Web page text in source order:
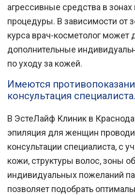
агрессивные средства в
процедуры. В зависимости от
курса врач-косметолог может
дополнительные
по уходу за кожей.
Имеются
консультация специалиста.
В ЭстеЛайф Клиник в
эпиляция для женщин
консультации специалиста, с
кожи, структуры волос, зоны
индивидуальных пожеланий
позволяет подобрать